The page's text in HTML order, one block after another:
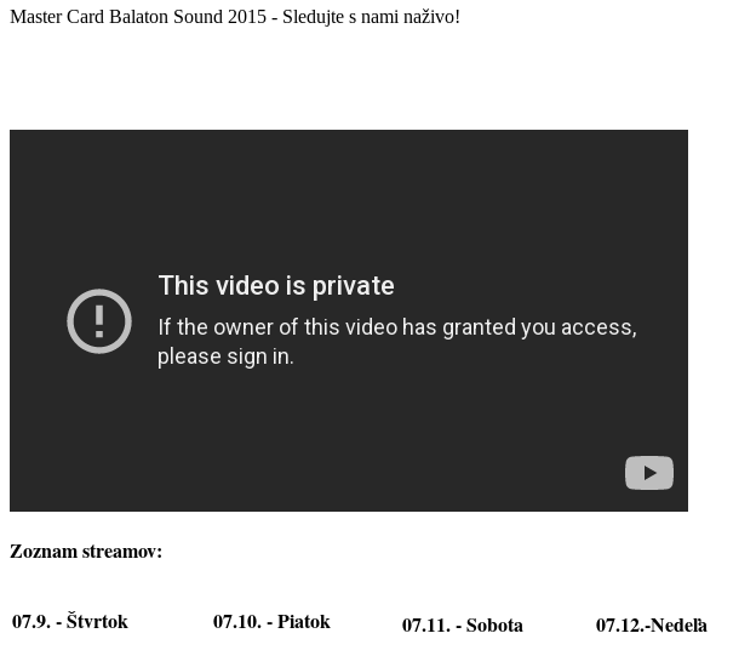
Master Card Balaton Sound 2015 - Sledujte s nami naživo!
Zoznam streamov:
07.9. - Štvrtok 07.10. - Piatok 07.11. - Sobota 07.12.-Nedeľa